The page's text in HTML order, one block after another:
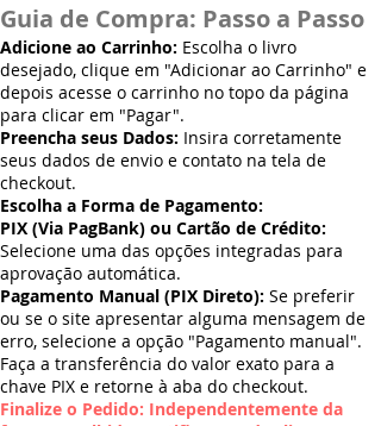
Guia de Compra: Passo a Passo
Adicione ao Carrinho: Escolha o livro
desejado, clique em "Adicionar ao Carrinho" e
depois acesse o carrinho no topo da página
para clicar em "Pagar".
Preencha seus Dados: Insira corretamente
seus dados de envio e contato na tela de
checkout.
Escolha a Forma de Pagamento:
PIX (Via PagBank) ou Cartão de Crédito:
Selecione uma das opções integradas para
aprovação automática.
Pagamento Manual (PIX Direto): Se preferir
ou se o site apresentar alguma mensagem de
erro, selecione a opção "Pagamento manual".
Faça a transferência do valor exato para a
chave PIX e retorne à aba do checkout.
Finalize o Pedido: Independentemente da